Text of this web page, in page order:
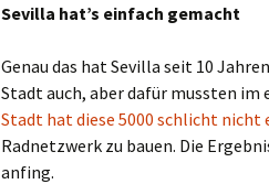
Sevilla hat’s einfach gemacht
Genau das hat Sevilla seit 10
Stadt auch, aber dafür mussten im
Stadt hat diese 5000 schlicht nicht
Radnetzwerk zu bauen. Die
anfing.